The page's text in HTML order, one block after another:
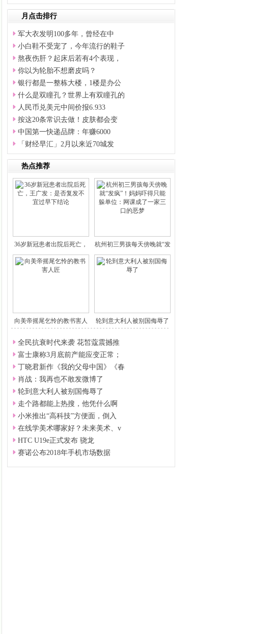
思？
月点击排行
军大衣发明100多年，曾经在中
小白鞋不受宠了，今年流行的鞋子
熬夜伤肝？起床后若有4个表现，
你以为轮胎不想磨皮吗？
银行都是一整栋大楼，1楼是办公
什么是双瞳孔？世界上有双瞳孔的
人民币兑美元中间价报6.933
按这20条常识去做！皮肤都会变
中国第一快递品牌：年赚6000
「财经早汇」2月以来近70城发
热点推荐
36岁新冠患者出院后死亡，
王广
杭州初三男孩每天傍晚就“发
疯”
向美帝摇尾乞怜的教书害人
轮到意大利人被别国侮辱了
全民抗衰时代来袭 花皙蔻震撼推
富士康称3月底前产能应变正常；
丁晓君新作《我的父母中国》《春
肖战：我再也不敢发微博了
轮到意大利人被别国侮辱了
走个路都能上热搜，他凭什么啊
小米推出“高科技”方便面，倒入
在线学美术哪家好？未来美术、v
HTC U19e正式发布 骁龙
赛诺公布2018年手机市场数据